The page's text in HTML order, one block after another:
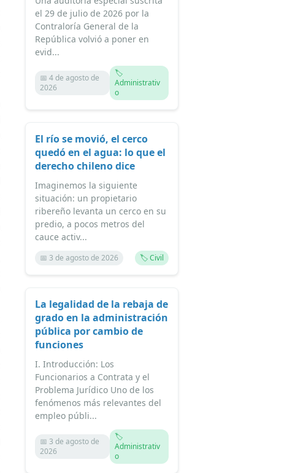
el 29 de julio de 2026 por la
Contraloría General de la
República volvió a poner en
evid...
📅 4 de agosto de
2026
🏷️
Administrativ
o
El río se movió, el cerco
quedó en el agua: lo que el
derecho chileno dice
Imaginemos la siguiente
situación: un propietario
ribereño levanta un cerco en su
predio, a pocos metros del
cauce activ...
📅 3 de agosto de 2026 🏷️ Civil
La legalidad de la rebaja de
grado en la administración
pública por cambio de
funciones
I. Introducción: Los
Funcionarios a Contrata y el
Problema Jurídico Uno de los
fenómenos más relevantes del
empleo públi...
📅 3 de agosto de
2026
🏷️
Administrativ
o